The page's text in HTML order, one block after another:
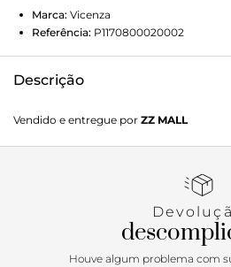
Marca: Vicenza
Referência: P1170800020002
Descrição
frontal orgânico e bico fino, esse
sofisticação e a autenticidade da
Vendido e entregue por ZZ MALL
Houve algum problema com